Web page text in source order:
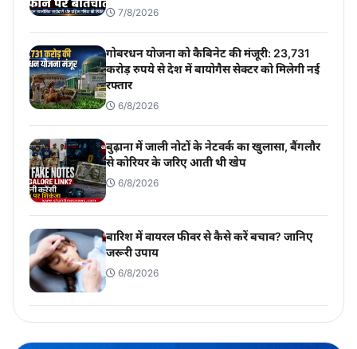
7/8/2026
गोबरधन योजना को कैबिनेट की मंजूरी: 23,731
करोड़ रुपये से देश में बायोगैस सेक्टर को मिलेगी नई
रफ्तार
6/8/2026
बुढ़ाना में जाली नोटों के नेटवर्क का खुलासा, बैंगलौर
से कोरियर के जरिए आती थी खेप
6/8/2026
बारिश में वायरल फीवर से कैसे करें बचाव? जानिए
जरूरी उपाय
6/8/2026